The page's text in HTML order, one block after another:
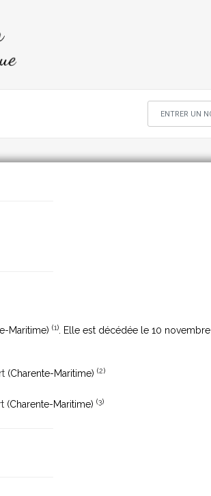
Maritime) (1)
. Elle est décédée le 10 novembre
(Charente-Maritime) (2)
(Charente-Maritime) (3)